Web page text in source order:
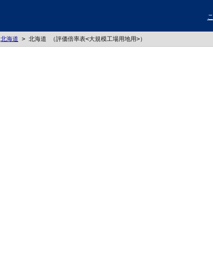
北海道 > 北海道 （評価倍率表<大規模工場用地用>）